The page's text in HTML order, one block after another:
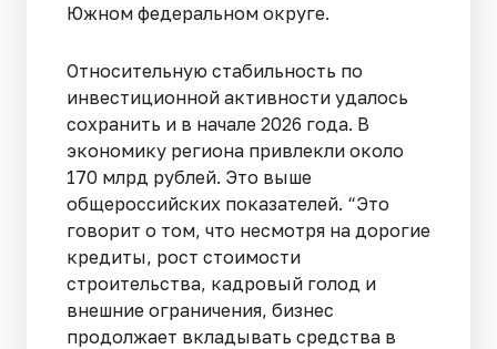
Южном федеральном округе.
Относительную стабильность по
инвестиционной активности удалось
сохранить и в начале 2026 года. В
экономику региона привлекли около
170 млрд рублей. Это выше
общероссийских показателей. “Это
говорит о том, что несмотря на дорогие
кредиты, рост стоимости
строительства, кадровый голод и
внешние ограничения, бизнес
продолжает вкладывать средства в